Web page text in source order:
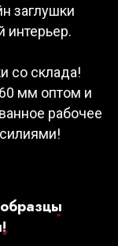
заглушки
интерьер.
со склада!
мм оптом и
рабочее